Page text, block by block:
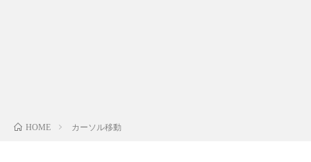
HOME カーソル移動